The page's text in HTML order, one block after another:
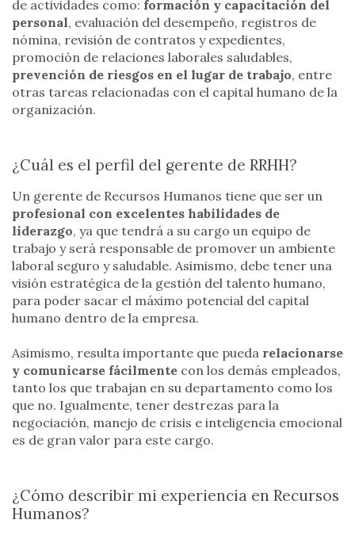
de actividades como: formación y capacitación del
personal, evaluación del desempeño, registros de
nómina, revisión de contratos y expedientes,
promoción de relaciones laborales saludables,
prevención de riesgos en el lugar de trabajo, entre
otras tareas relacionadas con el capital humano de la
organización.
¿Cuál es el perfil del gerente de RRHH?
Un gerente de Recursos Humanos tiene que ser un
profesional con excelentes habilidades de
liderazgo, ya que tendrá a su cargo un equipo de
trabajo y será responsable de promover un ambiente
laboral seguro y saludable. Asimismo, debe tener una
visión estratégica de la gestión del talento humano,
para poder sacar el máximo potencial del capital
humano dentro de la empresa.
Asimismo, resulta importante que pueda relacionarse
y comunicarse fácilmente con los demás empleados,
tanto los que trabajan en su departamento como los
que no. Igualmente, tener destrezas para la
negociación, manejo de crisis e inteligencia emocional
es de gran valor para este cargo.
¿Cómo describir mi experiencia en Recursos
Humanos?